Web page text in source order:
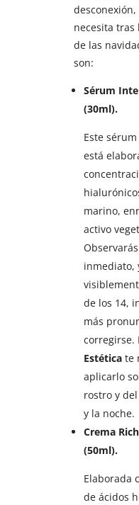
necesita
de las
son:
Sérum
(30ml).
Este
está
marino,
activo
inmediato,
de los 14,
más
corregirse.
Estéticate
aplicarlo
rostro y
y la noche.
Crema
(50ml).
Elaborada
de ácidos